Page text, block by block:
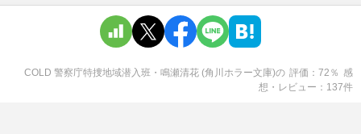
COLD 警察庁特捜地域潜入班・鳴瀬清花 (角川ホラー文庫)の 評価 72 ％ 感
想・レビュー
137件